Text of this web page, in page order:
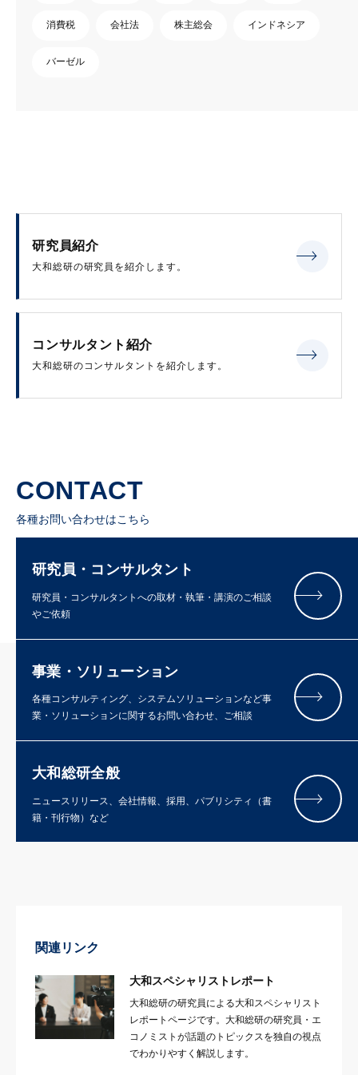
消費税 会社法 株主総会 インドネシア
バーゼル
研究員紹介
大和総研の研究員を紹介します。
コンサルタント紹介
大和総研のコンサルタントを紹介します。
CONTACT
各種お問い合わせはこちら
研究員・コンサルタント
研究員・コンサルタントへの取材・執筆・講演のご相談
やご依頼
事業・ソリューション
各種コンサルティング、システムソリューションなど事
業・ソリューションに関するお問い合わせ、ご相談
大和総研全般
ニュースリリース、会社情報、採用、パブリシティ（書
籍・刊行物）など
関連リンク
大和スペシャリストレポート
大和総研の研究員による大和スペシャリスト
レポートページです。大和総研の研究員・エ
コノミストが話題のトピックスを独自の視点
でわかりやすく解説します。